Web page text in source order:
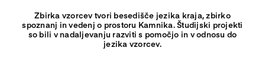
Zbirka vzorcev tvori besedišče jezika kraja, zbirko
spoznanj in vedenj o prostoru Kamnika. Študijski projekti
so bili v nadaljevanju razviti s pomočjo in v odnosu do
jezika vzorcev.